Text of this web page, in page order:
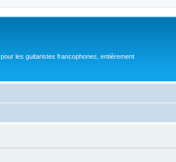
les guitaristes francophones, entièrement